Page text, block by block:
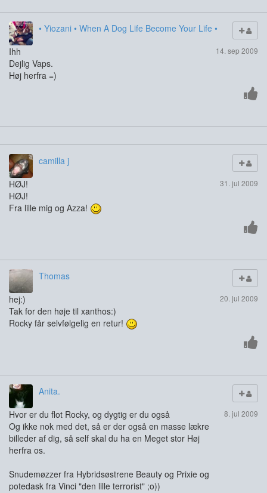
• Yiozani • When A Dog Life Become Your Life •
14. sep 2009
Ihh
Dejlig Vaps.
Høj herfra =)
camilla j
31. jul 2009
HØJ!
HØJ!
Fra lille mig og Azza!
Thomas
20. jul 2009
hej:)
Tak for den høje til xanthos:)
Rocky får selvfølgelig en retur!
Anita.
8. jul 2009
Hvor er du flot Rocky, og dygtig er du også
Og ikke nok med det, så er der også en masse lækre
billeder af dig, så self skal du ha en Meget stor Høj
herfra os.
Snudemøzzer fra Hybridsøstrene Beauty og Prixie og
potedask fra Vinci "den lille terrorist" ;o))